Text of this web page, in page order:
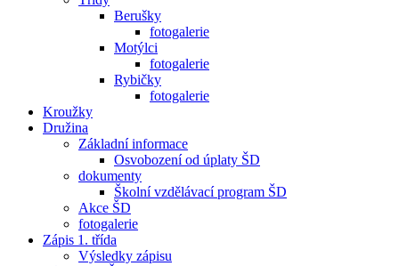
Berušky
fotogalerie
Motýlci
fotogalerie
Rybičky
fotogalerie
Kroužky
Družina
Základní informace
Osvobození od úplaty ŠD
dokumenty
Školní vzdělávací program ŠD
Akce ŠD
fotogalerie
Zápis 1. třída
Výsledky zápisu